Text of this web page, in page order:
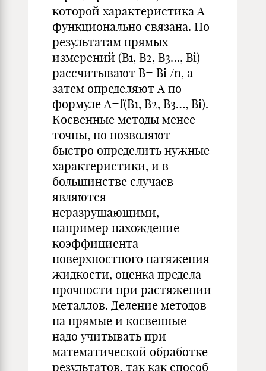
которой характеристика А
функционально связана. По
результатам прямых
измерений (В1, В2, В3…, Вi)
рассчитывают В= Вi /n, а
затем определяют А по
формуле А=f(В1, В2, В3…, Вi).
Косвенные методы менее
точны, но позволяют
быстро определить нужные
характеристики, и в
большинстве случаев
являются
неразрушающими,
например нахождение
коэффициента
поверхностного натяжения
жидкости, оценка предела
прочности при растяжении
металлов. Деление методов
на прямые и косвенные
надо учитывать при
математической обработке
результатов, так как способ